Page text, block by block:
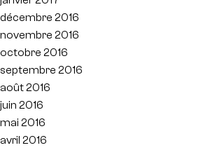
décembre 2016
novembre 2016
octobre 2016
septembre 2016
août 2016
juin 2016
mai 2016
avril 2016